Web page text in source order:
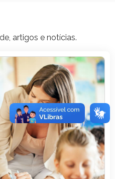
artigos e notícias.